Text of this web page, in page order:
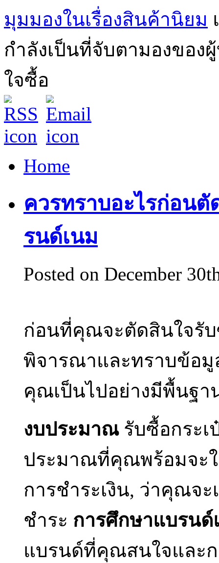
มุมมองในเรื่องสินค้านิยม
กำลังเป็นที่จับตามองขอ
ใจซื้อ
Home
ควรทราบอะไรก่อนตั
รนด์เนม
Posted on December
ก่อนที่คุณจะตัดสินใจรับ
พิจารณาและทราบข้อมู
คุณเป็นไปอย่างมีพื้นฐา
งบประมาณรับซื้อกระเ
ประมาณที่คุณพร้อมจะใ
การชำระเงิน, ว่าคุณจ
ชำระ การศึกษาแบรนด์
แบรนด์ที่คุณสนใจและ